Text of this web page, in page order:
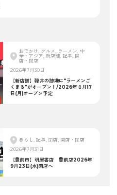
おでかけ, グルメ, ラーメン, 中
華・アジア, 新店舗, 記事, 開
店・閉店
2026年7月30日
【新店舗】韓丼の跡地に"ラーメンご
くまる"がオープン！/2026年８月17
日(月)オープン予定
暮らし, 記事, 閉店, 開店・閉店
2026年7月31日
【豊前市】明屋書店 豊前店2026年
9月23日(水)閉店へ